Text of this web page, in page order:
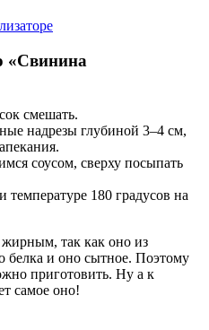
«Свинина
смешать.
надрезы глубиной 3–4 см,
соусом, сверху посыпать
температуре 180 градусов на
жирным, так как оно из
и оно сытное. Поэтому
приготовить. Ну а к
самое оно!